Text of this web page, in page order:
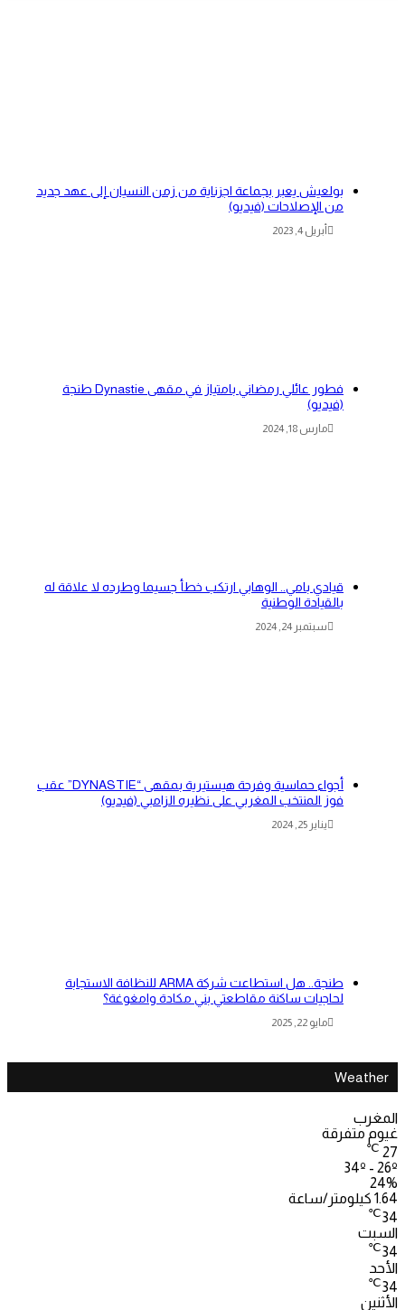
بولعيش يعبر بجماعة اجزناية من زمن النسيان إلى عهد جديد
من الإصلاحات (فيديو)
أبريل 4, 2023
فطور عائلي رمضاني بامتياز في مقهى Dynastie طنجة
(فيديو)
مارس 18, 2024
قيادي بامي.. الوهابي ارتكب خطأ جسيما وطرده لا علاقة له
بالقيادة الوطنية
سبتمبر 24, 2024
أجواء حماسية وفرحة هيستيرية بمقهى “DYNASTIE” عقب
فوز المنتخب المغربي على نظيره الزامبي (فيديو)
يناير 25, 2024
طنجة.. هل استطاعت شركة ARMA للنظافة الاستجابة
لحاجيات ساكنة مقاطعتي بني مكادة وامغوغة؟
مايو 22, 2025
Weather
المغرب
غيوم متفرقة
27
℃
34º - 26º
24%
1.64 كيلومتر/ساعة
34
℃
السبت
34
℃
الأحد
34
℃
الأثنين